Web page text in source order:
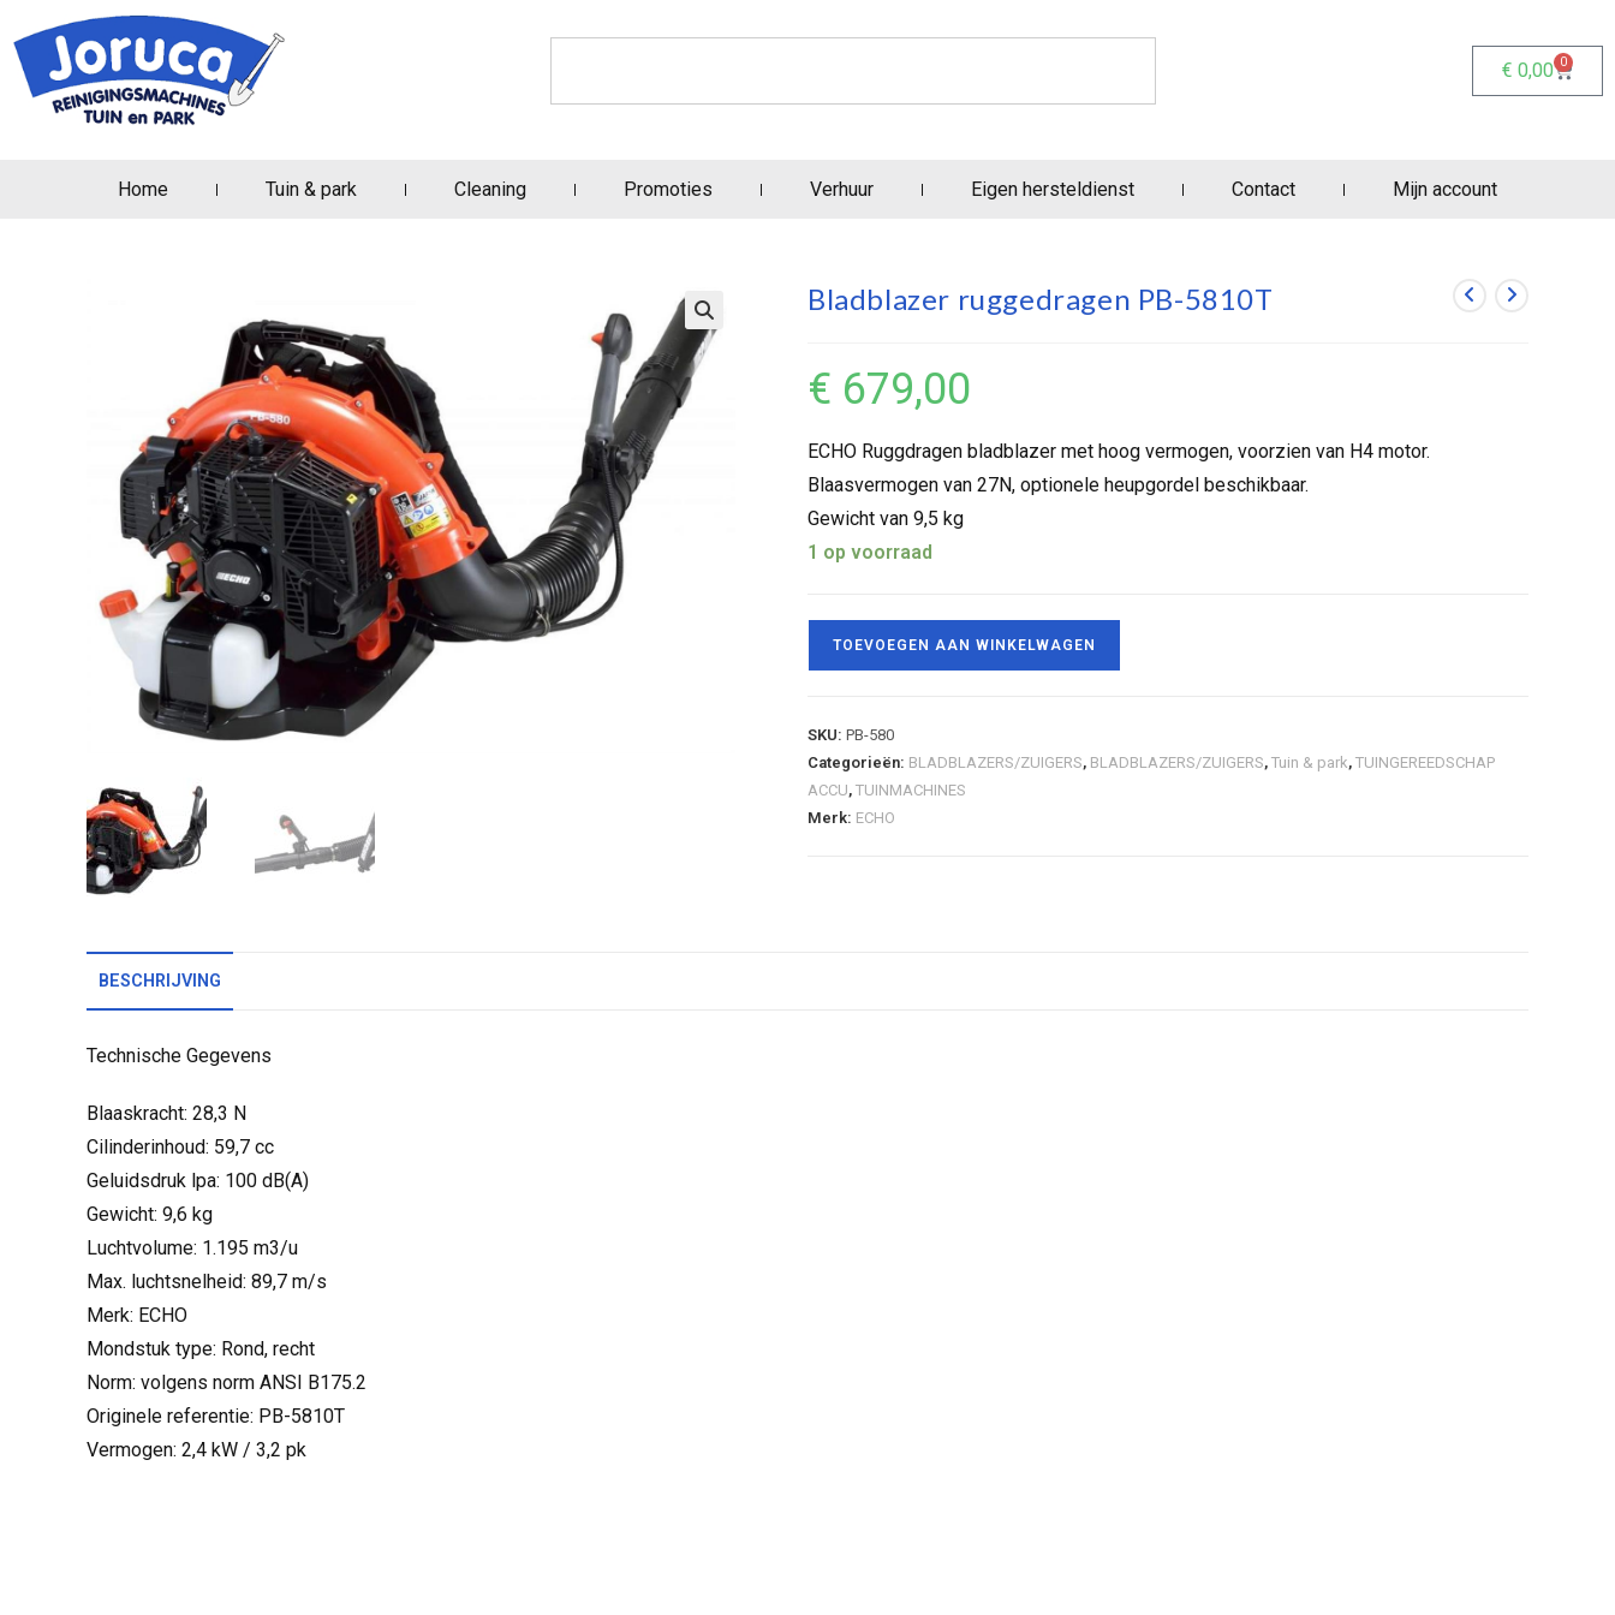
€ 0,00 0
Home Tuin & park Cleaning Promoties Verhuur Eigen hersteldienst Contact Mijn account
Bladblazer ruggedragen PB-5810T
€ 679,00
ECHO Ruggdragen bladblazer met hoog vermogen, voorzien van H4 motor.
Blaasvermogen van 27N, optionele heupgordel beschikbaar.
Gewicht van 9,5 kg
1 op voorraad
TOEVOEGEN AAN WINKELWAGEN
SKU: PB-580
Categorieën: BLADBLAZERS/ZUIGERS, BLADBLAZERS/ZUIGERS, Tuin & park, TUINGEREEDSCHAP
ACCU, TUINMACHINES
Merk: ECHO
BESCHRIJVING
Technische Gegevens
Blaaskracht: 28,3 N
Cilinderinhoud: 59,7 cc
Geluidsdruk lpa: 100 dB(A)
Gewicht: 9,6 kg
Luchtvolume: 1.195 m3/u
Max. luchtsnelheid: 89,7 m/s
Merk: ECHO
Mondstuk type: Rond, recht
Norm: volgens norm ANSI B175.2
Originele referentie: PB-5810T
Vermogen: 2,4 kW / 3,2 pk